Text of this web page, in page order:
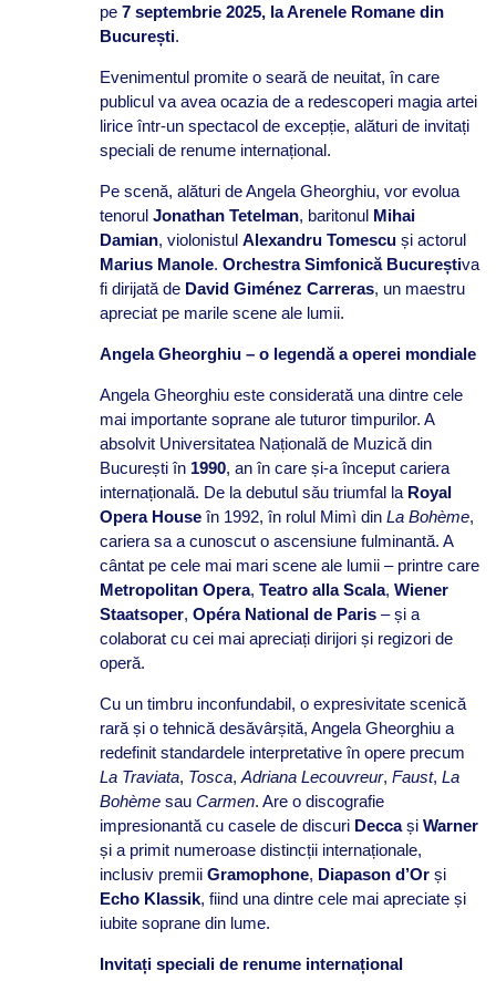
pe 7 septembrie 2025, la Arenele Romane din
București.
Evenimentul promite o seară de neuitat, în care
publicul va avea ocazia de a redescoperi magia artei
lirice într-un spectacol de excepție, alături de invitați
speciali de renume internațional.
Pe scenă, alături de Angela Gheorghiu, vor evolua
tenorul Jonathan Tetelman, baritonul Mihai
Damian, violonistul Alexandru Tomescuși actorul
Marius Manole. Orchestra Simfonică Bucureștiva
fi dirijată de David Giménez Carreras, un maestru
apreciat pe marile scene ale lumii.
Angela Gheorghiu – o legendă a operei mondiale
Angela Gheorghiu este considerată una dintre cele
mai importante soprane ale tuturor timpurilor. A
absolvit Universitatea Națională de Muzică din
București în 1990, an în care și-a început cariera
internațională. De la debutul său triumfal la Royal
Opera Houseîn 1992, în rolul Mimì din La Bohème,
cariera sa a cunoscut o ascensiune fulminantă. A
cântat pe cele mai mari scene ale lumii – printre care
Metropolitan Opera, Teatro alla Scala, Wiener
Staatsoper, Opéra National de Paris– și a
colaborat cu cei mai apreciați dirijori și regizori de
operă.
Cu un timbru inconfundabil, o expresivitate scenică
rară și o tehnică desăvârșită, Angela Gheorghiu a
redefinit standardele interpretative în opere precum
La Traviata, Tosca, Adriana Lecouvreur, Faust, La
Bohèmesau Carmen. Are o discografie
impresionantă cu casele de discuri Deccași Warner
și a primit numeroase distincții internaționale,
inclusiv premii Gramophone, Diapason d’Orși
Echo Klassik, fiind una dintre cele mai apreciate și
iubite soprane din lume.
Invitați speciali de renume internațional